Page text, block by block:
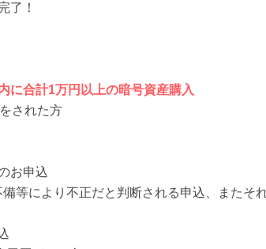
了！
に合計1万円以上の暗号資産購入
された方
お申込
等により不正だと判断される申込、またそ